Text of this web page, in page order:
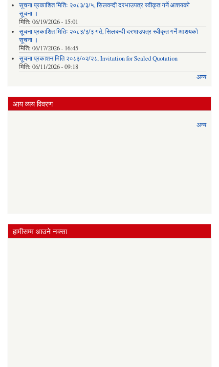
सूचना प्रकाशित मितिः २०८३/३/५, सिलवन्दी दरभाउपत्र स्वीकृत गर्ने आशयको
सूचना ।
मिति: 06/19/2026 - 15:01
सूचना प्रकाशित मितिः २०८३/३/३ गते, सिलबन्दी दरभाउपत्र स्वीकृत गर्ने आशयको
सूचना ।
मिति: 06/17/2026 - 16:45
सूचना प्रकाशन मिति २०८३/०२/२८, Invitation for Sealed Quotation
मिति: 06/11/2026 - 09:18
अन्य
आय व्यय विवरण
अन्य
हामीसम्म आउने नक्सा